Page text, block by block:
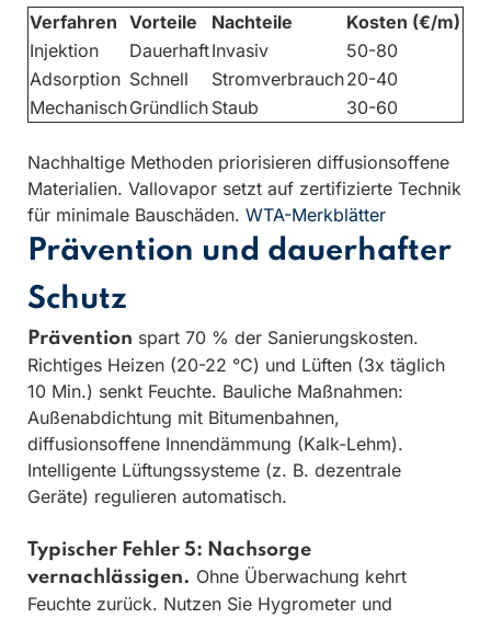
Verfahren Vorteile Nachteile
Kosten (€/m)
Injektion
DauerhaftInvasiv
50-80
Adsorption Schnell Stromverbrauch20-40
MechanischGründlich Staub 30-60
Nachhaltige Methoden priorisieren diffusionsoffene
Materialien. Vallovapor setzt auf zertifizierte Technik
für minimale Bauschäden. WTA-Merkblätter
Prävention und dauerhafter
Schutz
Prävention spart 70 % der Sanierungskosten.
Richtiges Heizen (20-22 °C) und Lüften (3x täglich
10 Min.) senkt Feuchte. Bauliche Maßnahmen:
Außenabdichtung mit Bitumenbahnen,
diffusionsoffene Innendämmung (Kalk-Lehm).
Intelligente Lüftungssysteme (z. B. dezentrale
Geräte) regulieren automatisch.
Typischer Fehler 5: Nachsorge
vernachlässigen. Ohne Überwachung kehrt
Feuchte zurück. Nutzen Sie Hygrometer und